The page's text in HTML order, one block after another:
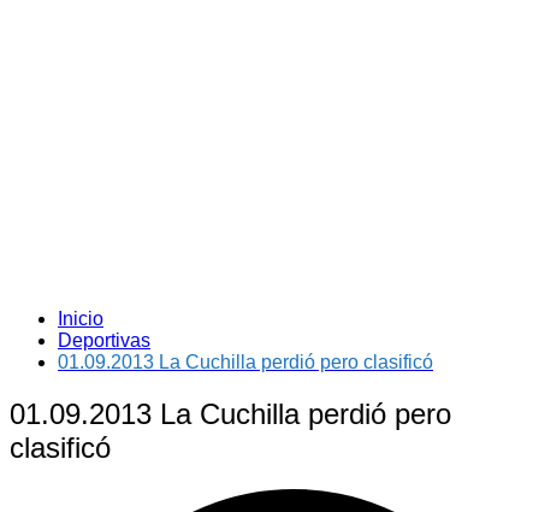
Inicio
Deportivas
01.09.2013 La Cuchilla perdió pero clasificó
01.09.2013 La Cuchilla perdió pero
clasificó